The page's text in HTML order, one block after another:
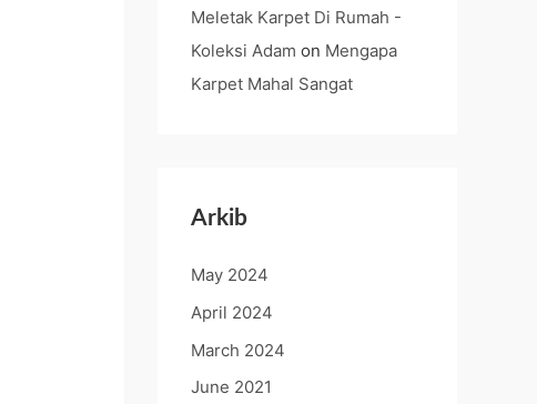
Meletak Karpet Di Rumah -
Koleksi Adam on Mengapa
Karpet Mahal Sangat
Arkib
May 2024
April 2024
March 2024
June 2021